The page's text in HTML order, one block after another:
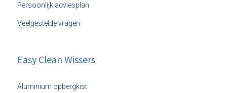
Persoonlijk adviesplan
Veelgestelde vragen
Easy Clean Wissers
Aluminium opbergkist